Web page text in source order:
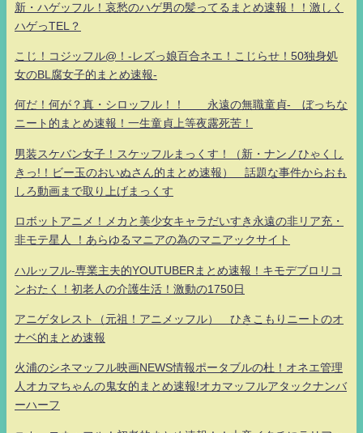
新・ハゲッフル！哀愁のハゲ男の髪ってるまとめ速報！！激しく
ハゲっTEL？
こじ！コジッフル@！-レズっ娘百合ネエ！こじらせ！50独身処
女のBL腐女子的まとめ速報-
何だ！何が？真・シロッフル！！ 永遠の無職童貞- ぼっちな
ニート的まとめ速報！一生童貞上等夜露死苦！
男装スケバン女子！スケッフルまっくす！（新・ナンノひゃくし
きっ!！ビー玉のおいぬさん的まとめ速報） 話題な事件からおも
しろ動画まで取り上げまっくす
ロボットアニメ！メカと美少女キャラだいすき永遠の非リア充・
非モテ星人 ！あらゆるマニアの為のマニアックサイト
ハルッフル-専業主夫的YOUTUBERまとめ速報！キモデブロリコ
ンおたく！初老人の介護生活！激動の1750日
アニゲタレスト（元祖！アニメッフル） ひきこもりニートのオ
ナベ的まとめ速報
火浦のシネマッフル映画NEWS情報ポータブルの杜！オネエ管理
人オカマちゃんの鬼女的まとめ速報!オカマッフルアタックナンバ
ーハーフ